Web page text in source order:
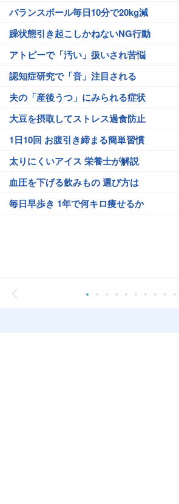
バランスボール毎日10分で20kg減
躁状態引き起こしかねないNG行動
アトピーで「汚い」扱いされ苦悩
認知症研究で「音」注目される
夫の「産後うつ」にみられる症状
大豆を摂取してストレス過食防止
1日10回 お腹引き締まる簡単習慣
太りにくいアイス 栄養士が解説
血圧を下げる飲みもの 選び方は
毎日早歩き 1年で何キロ痩せるか